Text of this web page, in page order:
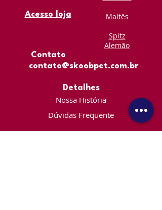
Acesso loja
Maltês
Spitz
Alemão
Contato
contato@skoobpet.com.br
Detalhes
Nossa História
Dúvidas Frequente